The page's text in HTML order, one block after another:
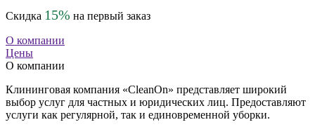
Скидка 15% на первый заказ
О компании
Цены
О компании
Клининговая компания «CleanOn» представляет широкий
выбор услуг для частных и юридических лиц. Предоставляют
услуги как регулярной, так и единовременной уборки.